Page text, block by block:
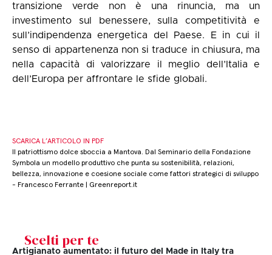
transizione verde non è una rinuncia, ma un
investimento sul benessere, sulla competitività e
sull’indipendenza energetica del Paese. E in cui il
senso di appartenenza non si traduce in chiusura, ma
nella capacità di valorizzare il meglio dell’Italia e
dell’Europa per affrontare le sfide globali.
SCARICA L’ARTICOLO IN PDF
Il patriottismo dolce sboccia a Mantova. Dal Seminario della Fondazione
Symbola un modello produttivo che punta su sostenibilità, relazioni,
bellezza, innovazione e coesione sociale come fattori strategici di sviluppo
- Francesco Ferrante | Greenreport.it
Scelti per te
Artigianato aumentato: il futuro del Made in Italy tra